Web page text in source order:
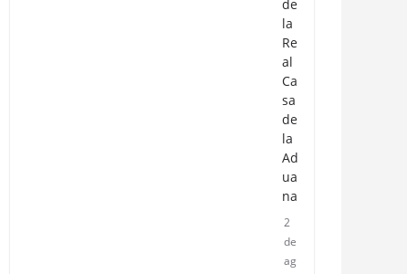
de
la
Re
al
Ca
sa
de
la
Ad
ua
na
2
de
ag